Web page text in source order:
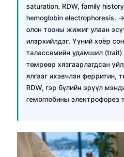
saturation, RDW, family
hemoglobin electrophoresis.
олон тооны жижиг улаан
илэрхийлдэг. Үүний хоёр
талассемийн удамшил (trait)
төмрөөр хязгаарлагдсан
ялгааг ихэвчлэн ферритин,
RDW, гэр бүлийн эрүүл
гемоглобины электрофорез
मराठी
తెలుగు
ગુજરાતી
ಕನ್ನಡ
Bahasa Melayu
Tiếng Việt
Tagalog
ไทย